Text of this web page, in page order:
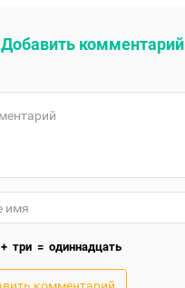
Добавить комментарий
+ три = одиннадцать